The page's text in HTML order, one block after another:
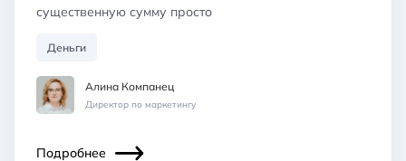
существенную сумму просто
Деньги
Алина Компанец
Директор по маркетингу
Подробнее